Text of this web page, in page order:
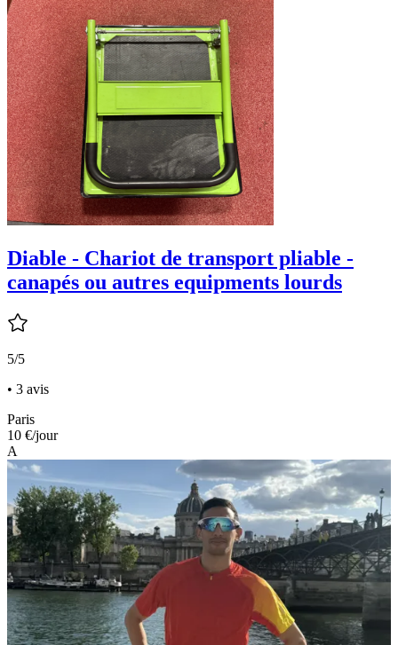
Diable - Chariot de transport pliable -
canapés ou autres equipments lourds
5/5
• 3 avis
Paris
10 €/jour
A